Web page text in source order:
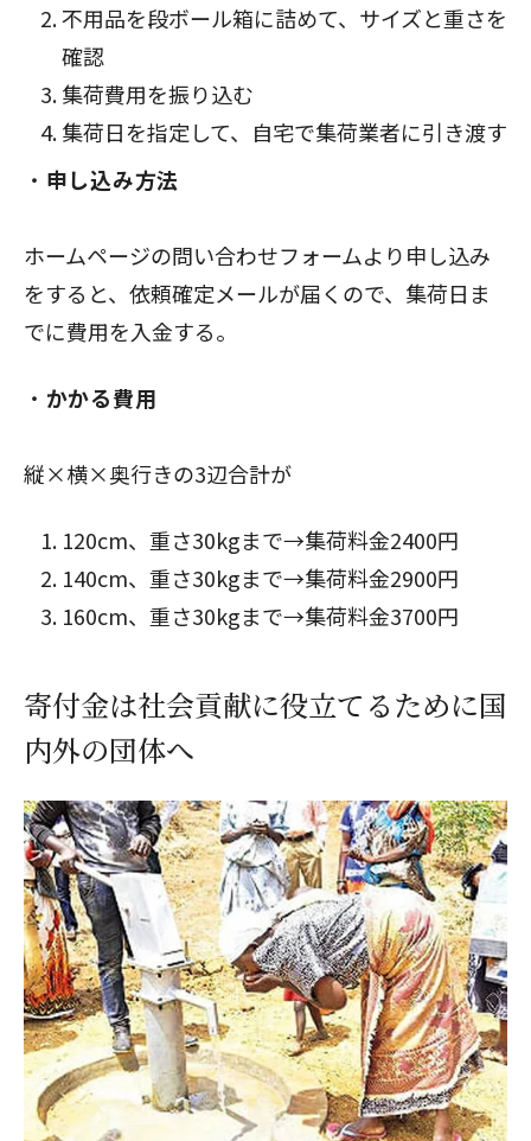
不用品を段ボール箱に詰めて、サイズと重さを
確認
集荷費用を振り込む
集荷日を指定して、自宅で集荷業者に引き渡す
申し込み方法
ホームページの問い合わせフォームより申し込み
をすると、依頼確定メールが届くので、集荷日ま
でに費用を入金する。
かかる費用
縦×横×奥行きの3辺合計が
120cm、重さ30kgまで→集荷料金2400円
140cm、重さ30kgまで→集荷料金2900円
160cm、重さ30kgまで→集荷料金3700円
寄付金は社会貢献に役立てるために国
内外の団体へ